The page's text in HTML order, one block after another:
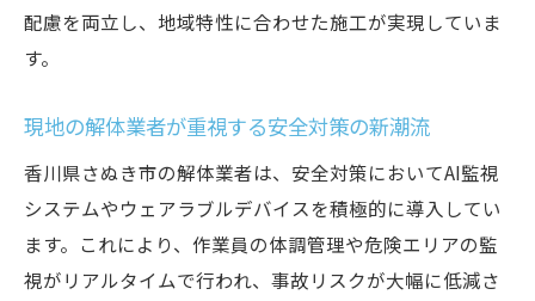
香川県さぬき市で重視される環境配慮型解
ト
持続可能な社会を支える解体現場の取り組
み
環境配慮型解体の導入で得られる事業メリ
ット
配慮を両立し、地域特性に合わせた施工が実現していま
す。
現地の解体業者が重視する安全対策の新潮流
香川県さぬき市の解体業者は、安全対策においてAI監視
システムやウェアラブルデバイスを積極的に導入してい
ます。これにより、作業員の体調管理や危険エリアの監
視がリアルタイムで行われ、事故リスクが大幅に低減さ